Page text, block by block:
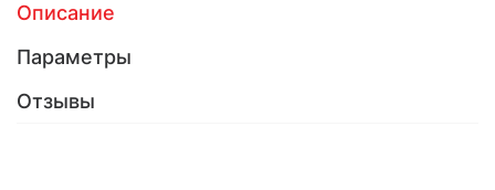
Описание
Параметры
Отзывы